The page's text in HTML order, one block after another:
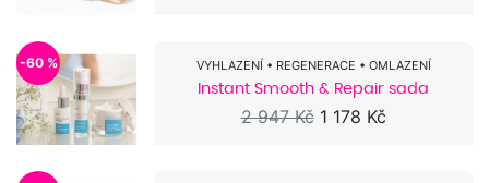
-60 % VYHLAZENÍ • REGENERACE • OMLAZENÍ
Instant Smooth & Repair sada
2 947 Kč 1 178 Kč